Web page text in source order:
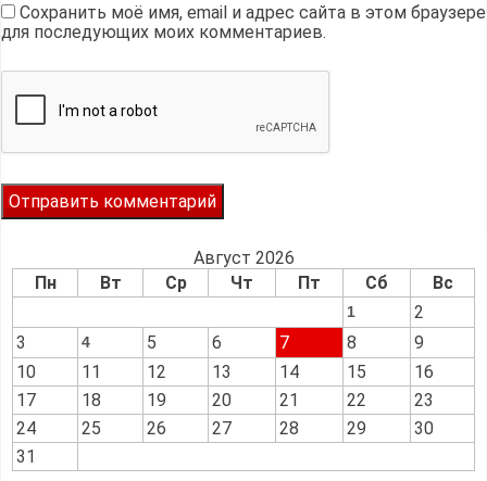
Сохранить моё имя, email и адрес сайта в этом браузере
для последующих моих комментариев.
Август 2026
Пн
Вт Ср Чт Пт Сб Вс
1
2
3
4 5 6 7 8
9
10
11 12 13 14 15
16
17
18 19 20 21 22
23
24
25 26 27 28 29
30
31